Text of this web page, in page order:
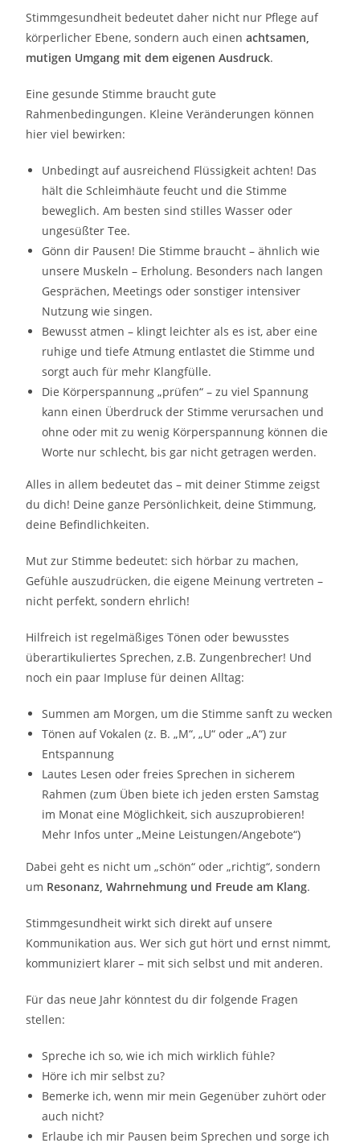
Stimmgesundheit bedeutet daher nicht nur Pflege auf
körperlicher Ebene, sondern auch einenachtsamen,
mutigen Umgang mit dem eigenen Ausdruck.
Eine gesunde Stimme braucht gute
Rahmenbedingungen. Kleine Veränderungen können
hier viel bewirken:
Unbedingt auf ausreichend Flüssigkeit achten! Das
hält die Schleimhäute feucht und die Stimme
beweglich. Am besten sind stilles Wasser oder
ungesüßter Tee.
Gönn dir Pausen! Die Stimme braucht – ähnlich wie
unsere Muskeln – Erholung. Besonders nach langen
Gesprächen, Meetings oder sonstiger intensiver
Nutzung wie singen.
Bewusst atmen – klingt leichter als es ist, aber eine
ruhige und tiefe Atmung entlastet die Stimme und
sorgt auch für mehr Klangfülle.
Die Körperspannung „prüfen“ – zu viel Spannung
kann einen Überdruck der Stimme verursachen und
ohne oder mit zu wenig Körperspannung können die
Worte nur schlecht, bis gar nicht getragen werden.
Alles in allem bedeutet das – mit deiner Stimme zeigst
du dich! Deine ganze Persönlichkeit, deine Stimmung,
deine Befindlichkeiten.
Mut zur Stimme bedeutet: sich hörbar zu machen,
Gefühle auszudrücken, die eigene Meinung vertreten –
nicht perfekt, sondern ehrlich!
Hilfreich ist regelmäßiges Tönen oder bewusstes
überartikuliertes Sprechen, z.B. Zungenbrecher! Und
noch ein paar Impluse für deinen Alltag:
Summen am Morgen, um die Stimme sanft zu wecken
Tönen auf Vokalen (z. B. „M“, „U“ oder „A“) zur
Entspannung
Lautes Lesen oder freies Sprechen in sicherem
Rahmen (zum Üben biete ich jeden ersten Samstag
im Monat eine Möglichkeit, sich auszuprobieren!
Mehr Infos unter „Meine Leistungen/Angebote“)
Dabei geht es nicht um „schön“ oder „richtig“, sondern
um Resonanz, Wahrnehmung und Freude am Klang.
Stimmgesundheit wirkt sich direkt auf unsere
Kommunikation aus. Wer sich gut hört und ernst nimmt,
kommuniziert klarer – mit sich selbst und mit anderen.
Für das neue Jahr könntest du dir folgende Fragen
stellen:
Spreche ich so, wie ich mich wirklich fühle?
Höre ich mir selbst zu?
Bemerke ich, wenn mir mein Gegenüber zuhört oder
auch nicht?
Erlaube ich mir Pausen beim Sprechen und sorge ich